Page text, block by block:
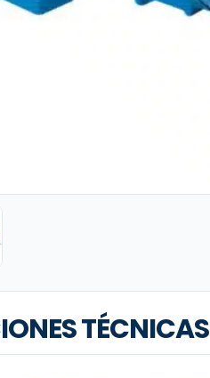
TÉCNICAS